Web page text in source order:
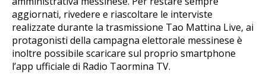
aggiornati, rivedere e riascoltare le interviste
realizzate durante la trasmissione Tao Mattina Live, ai
protagonisti della campagna elettorale messinese è
inoltre possibile scaricare sul proprio smartphone
l’app ufficiale di Radio Taormina TV.